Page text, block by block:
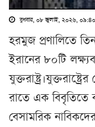
বুধবার, ০৮ জুলাই, ২০২৬,
হরমুজ প্রণালিতে
ইরানের ৮০টি
রাতে এক বিবৃতিতে
বেসামরিক